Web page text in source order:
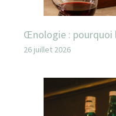
Œnologie : pourquoi
26 juillet 2026